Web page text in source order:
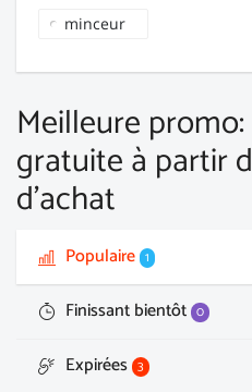
minceur
Meilleure
gratuite à partir
d'achat
Populaire 1
Finissant bientôt 0
Expirées 3